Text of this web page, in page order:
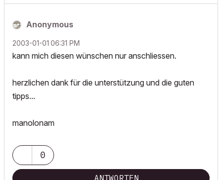
Anonymous
‎2003-01-01 06:31 PM
kann mich diesen wünschen nur anschliessen.
herzlichen dank für die unterstützung und die guten
tipps...
manolonam
0
ANTWORTEN